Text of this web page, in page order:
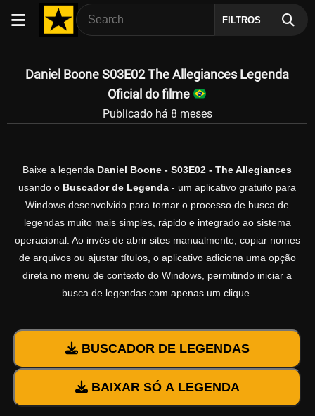
FILTROS
Daniel Boone S03E02 The Allegiances Legenda
Oficial do filme
Publicado há 8 meses
Baixe a legenda Daniel Boone - S03E02 - The Allegiances
usando o Buscador de Legenda - um aplicativo gratuito para
Windows desenvolvido para tornar o processo de busca de
legendas muito mais simples, rápido e integrado ao sistema
operacional. Ao invés de abrir sites manualmente, copiar nomes
de arquivos ou ajustar títulos, o aplicativo adiciona uma opção
direta no menu de contexto do Windows, permitindo iniciar a
busca de legendas com apenas um clique.
BUSCADOR DE LEGENDAS
BAIXAR SÓ A LEGENDA